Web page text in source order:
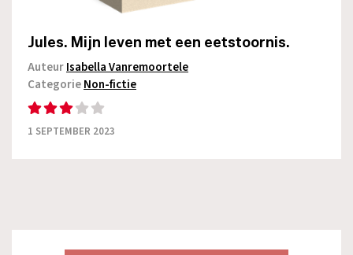
Jules. Mijn leven met een eetstoornis.
AuteurIsabella Vanremoortele
CategorieNon-fictie
1 SEPTEMBER 2023